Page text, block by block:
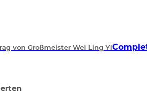
von Großmeister Wei Ling Yi